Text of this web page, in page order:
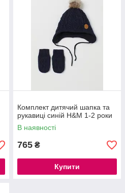
Комплект дитячий шапка та
рукавиці синій H&M 1-2 роки
В наявності
765 ₴
Купити